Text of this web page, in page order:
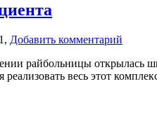
Добавить комментарий
райбольницы открылась
реализовать весь этот